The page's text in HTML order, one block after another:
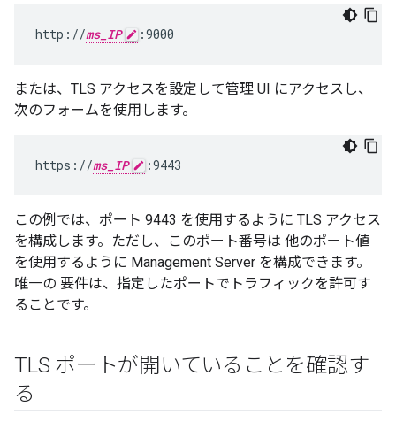
http://ms_IP :9000
または、TLS アクセスを設定して管理 UI にアクセスし、
次のフォームを使用します。
https://ms_IP :9443
この例では、ポート 9443 を使用するように TLS アクセス
を構成します。ただし、このポート番号は 他のポート値
を使用するように Management Server を構成できます。
唯一の 要件は、指定したポートでトラフィックを許可す
ることです。
TLS ポートが開いていることを確認す
る